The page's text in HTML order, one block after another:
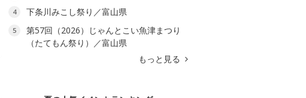
4 下条川みこし祭り／富山県
5
第57回（2026）じゃんとこい魚津まつり
（たてもん祭り）／富山県
もっと見る